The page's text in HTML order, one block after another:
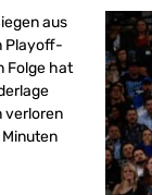
aus
Playoff-
Folge hat
verloren